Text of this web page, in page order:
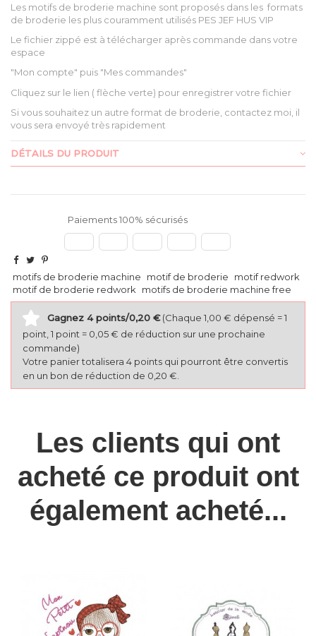
Les motifs de broderie machine sont proposés dans les formats
de broderie les plus couramment utilisés PES JEF HUS VIP
Le fichier zippé est à télécharger après commande dans votre
espace
"Mon compte" puis "Mes commandes"
Cliquez sur le lien ( flèche verte) pour enregistrer votre fichier
Si vous souhaitez un autre format de broderie, contactez moi, il
vous sera envoyé très rapidement
DÉTAILS DU PRODUIT
Paiements 100% sécurisés
motifs de broderie machine motif de broderie
motif redwork
motif de broderie redwork motifs de broderie machine free
Gagnez 4 points/0,20 € (Chaque 1,00 € dépensé = 1
point, 1 point = 0,05 € de réduction sur une prochaine
commande)
Votre panier totalisera 4 points qui pourront être convertis
en un bon de réduction de 0,20 €.
Les clients qui ont
acheté ce produit ont
également acheté...